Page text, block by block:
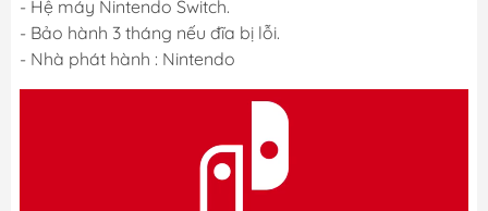
- Hệ máy Nintendo Switch.
- Bảo hành 3 tháng nếu đĩa bị lỗi.
- Nhà phát hành : Nintendo